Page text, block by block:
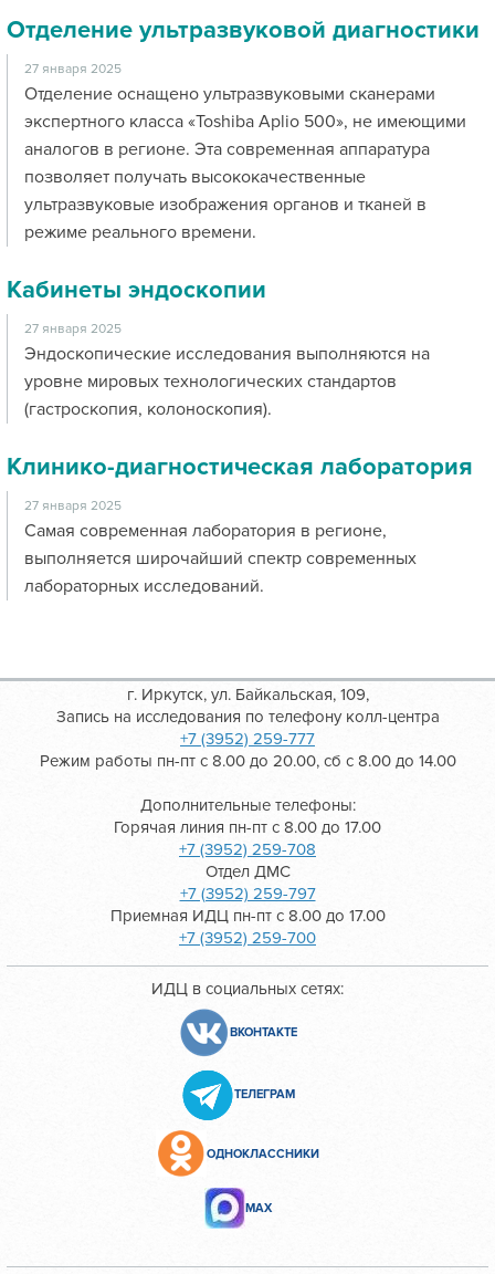
Отделение ультразвуковой диагностики
27 января 2025
Отделение оснащено ультразвуковыми сканерами
экспертного класса «Toshiba Aplio 500», не имеющими
аналогов в регионе. Эта современная аппаратура
позволяет получать высококачественные
ультразвуковые изображения органов и тканей в
режиме реального времени.
Кабинеты эндоскопии
27 января 2025
Эндоскопические исследования выполняются на
уровне мировых технологических стандартов
(гастроскопия, колоноскопия).
Клинико-диагностическая лаборатория
27 января 2025
Самая современная лаборатория в регионе,
выполняется широчайший спектр современных
лабораторных исследований.
г. Иркутск, ул. Байкальская, 109,
Запись на исследования по телефону колл-центра
+7 (3952) 259-777
Режим работы пн-пт с 8.00 до 20.00, сб с 8.00 до 14.00
Дополнительные телефоны:
Горячая линия пн-пт с 8.00 до 17.00
+7 (3952) 259-708
Отдел ДМС
+7 (3952) 259-797
Приемная ИДЦ пн-пт с 8.00 до 17.00
+7 (3952) 259-700
ИДЦ в социальных сетях:
ВКОНТАКТЕ
ТЕЛЕГРАМ
ОДНОКЛАССНИКИ
МАХ